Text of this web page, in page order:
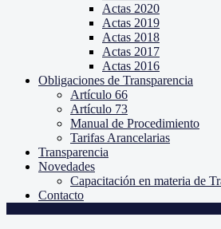
Actas 2020
Actas 2019
Actas 2018
Actas 2017
Actas 2016
Obligaciones de Transparencia
Artículo 66
Artículo 73
Manual de Procedimiento
Tarifas Arancelarias
Transparencia
Novedades
Capacitación en materia de
Contacto